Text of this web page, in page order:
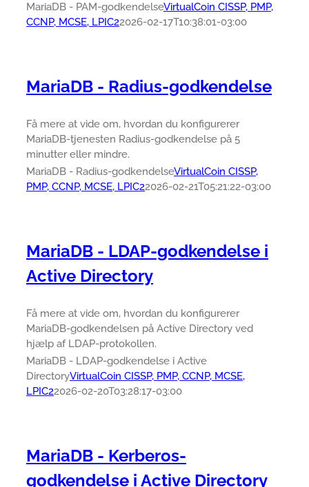
MariaDB - PAM-godkendelseVirtualCoin CISSP, PMP,
CCNP, MCSE, LPIC22026-02-17T10:38:01-03:00
MariaDB - Radius-godkendelse
Få mere at vide om, hvordan du konfigurerer
MariaDB-tjenesten Radius-godkendelse på 5
minutter eller mindre.
MariaDB - Radius-godkendelseVirtualCoin CISSP,
PMP, CCNP, MCSE, LPIC22026-02-21T05:21:22-03:00
MariaDB - LDAP-godkendelse i
Active Directory
Få mere at vide om, hvordan du konfigurerer
MariaDB-godkendelsen på Active Directory ved
hjælp af LDAP-protokollen.
MariaDB - LDAP-godkendelse i Active
DirectoryVirtualCoin CISSP, PMP, CCNP, MCSE,
LPIC22026-02-20T03:28:17-03:00
MariaDB - Kerberos-
godkendelse i Active Directory